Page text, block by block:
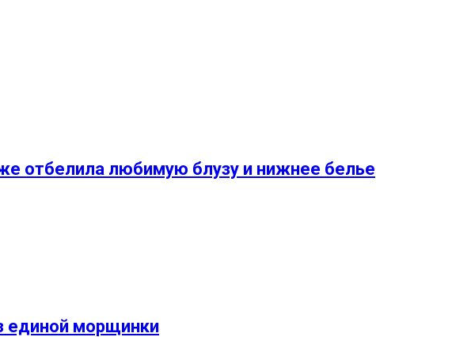
отбелила любимую блузу и нижнее белье
единой морщинки